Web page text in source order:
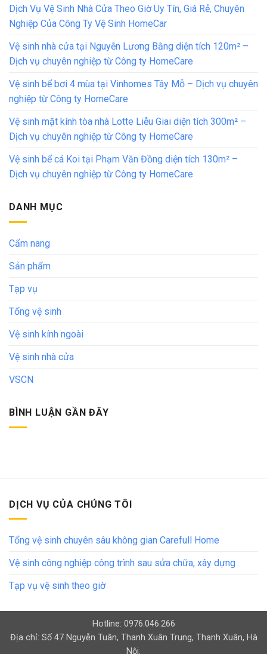
Dịch Vụ Vệ Sinh Nhà Cửa Theo Giờ Uy Tín, Giá Rẻ, Chuyên
Nghiệp Của Công Ty Vệ Sinh HomeCar
Vệ sinh nhà cửa tại Nguyễn Lương Bằng diện tích 120m² –
Dịch vụ chuyên nghiệp từ Công ty HomeCare
Vệ sinh bể bơi 4 mùa tại Vinhomes Tây Mỗ – Dịch vụ chuyên
nghiệp từ Công ty HomeCare
Vệ sinh mặt kính tòa nhà Lotte Liễu Giai diện tích 300m² –
Dịch vụ chuyên nghiệp từ Công ty HomeCare
Vệ sinh bể cá Koi tại Phạm Văn Đồng diện tích 130m² –
Dịch vụ chuyên nghiệp từ Công ty HomeCare
DANH MỤC
Cẩm nang
Sản phẩm
Tạp vụ
Tổng vệ sinh
Vệ sinh kính ngoài
Vệ sinh nhà cửa
VSCN
BÌNH LUẬN GẦN ĐÂY
DỊCH VỤ CỦA CHÚNG TÔI
Tổng vệ sinh chuyên sâu không gian Carefull Home
Vệ sinh công nghiệp công trình sau sửa chữa, xây dựng
Tạp vụ vệ sinh theo giờ
Hotline: 0976.046.266
Địa chỉ: Số 47 Nguyễn Tuân, Thanh Xuân Trung, Thanh Xuân, Hà
Nội.